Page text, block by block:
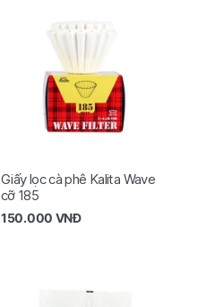
Giấy lọc cà phê Kalita Wave
cỡ 185
150.000 VNĐ